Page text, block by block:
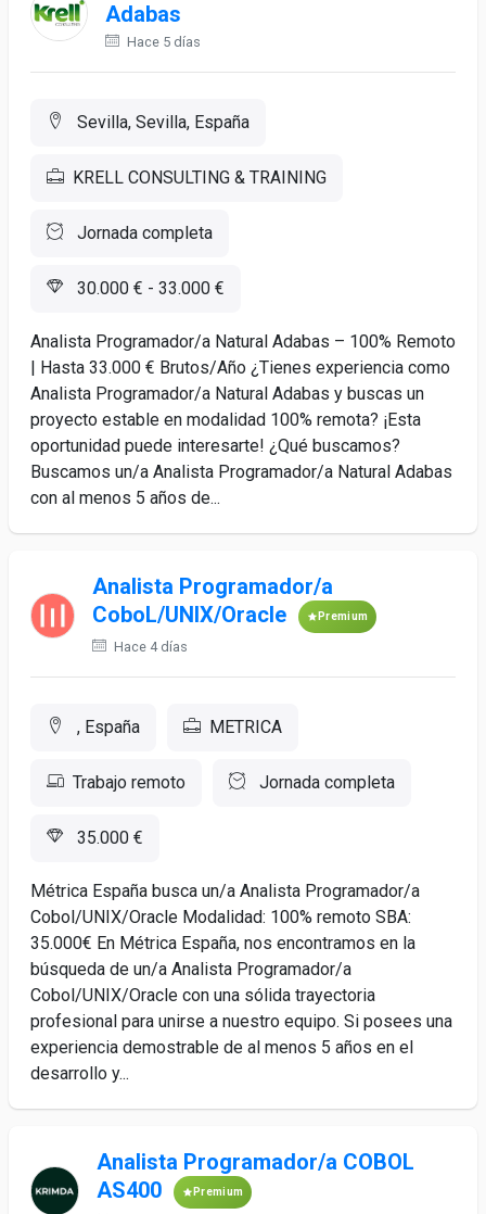
Adabas
Hace 5 días
Sevilla, Sevilla, España
KRELL CONSULTING & TRAINING
Jornada completa
30.000 € - 33.000 €
Analista Programador/a Natural Adabas – 100% Remoto
| Hasta 33.000 € Brutos/Año ¿Tienes experiencia como
Analista Programador/a Natural Adabas y buscas un
proyecto estable en modalidad 100% remota? ¡Esta
oportunidad puede interesarte! ¿Qué buscamos?
Buscamos un/a Analista Programador/a Natural Adabas
con al menos 5 años de...
Analista Programador/a
CoboL/UNIX/Oracle
Premium
Hace 4 días
, España METRICA
Trabajo remoto Jornada completa
35.000 €
Métrica España busca un/a Analista Programador/a
Cobol/UNIX/Oracle Modalidad: 100% remoto SBA:
35.000€ En Métrica España, nos encontramos en la
búsqueda de un/a Analista Programador/a
Cobol/UNIX/Oracle con una sólida trayectoria
profesional para unirse a nuestro equipo. Si posees una
experiencia demostrable de al menos 5 años en el
desarrollo y...
Analista Programador/a COBOL
AS400
Premium